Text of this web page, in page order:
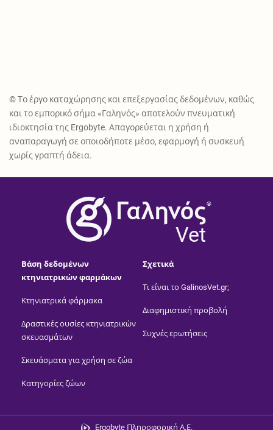
© Το έργο καταχώρησης και επεξεργασίας δεδομένων, καθώς
και το εμπορικό σήμα «Γαληνός» αποτελούν πνευματική
ιδιοκτησία της Ergobyte. Απαγορεύεται η χρήση ή
αναπαραγωγή σε οποιοδήποτε μέσο, εφαρμογή ή συσκευή
χωρίς γραπτή άδεια.
®
Vet
Βάση δεδομένων
κτηνιατρικών φαρμάκων
Κτηνιατρικά φάρμακα
Δραστικές ουσίες κτηνιατρικών
σκευασμάτων
Σκευάσματα για χρήση σε ζώα
Κατηγορίες ζώων
Σχετικά
Τι είναι το GalinosVet.gr;
Διαφημιστική προβολή
Συχνές ερωτήσεις
Ergobyte Πληροφορική Α.Ε.